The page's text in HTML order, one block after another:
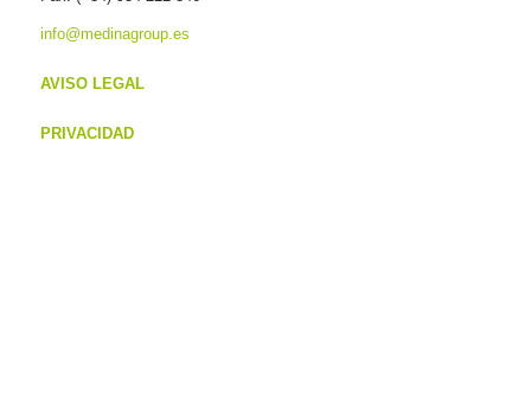
info@medinagroup.es
AVISO LEGAL
PRIVACIDAD